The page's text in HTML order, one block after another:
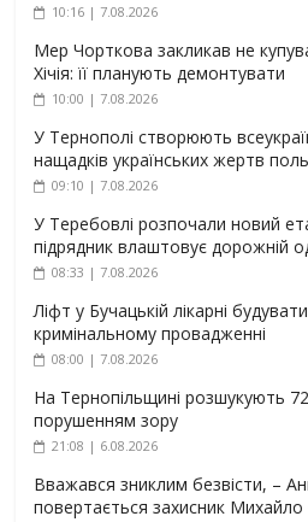
10:16 | 7.08.2026
Мер Чорткова закликав не
Хічія: її планують демонтувати
10:00 | 7.08.2026
У Тернополі створюють
нащадків українських жертв
09:10 | 7.08.2026
У Теребовлі розпочали новий
підрядник влаштовує дорожній
08:33 | 7.08.2026
Ліфт у Бучацькій лікарні
кримінальному провадженні
08:00 | 7.08.2026
На Тернопільщині розшукують
порушенням зору
21:08 | 6.08.2026
Вважався зниклим безвісти, –
повертається захисник